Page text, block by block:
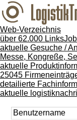
Web-Verzeichnis
über 62.000 Links
aktuelle Gesuche /
Messe, Kongreße,
aktuelle
25045
detailierte
aktuelle